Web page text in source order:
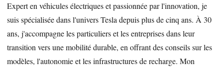
Expert en véhicules électriques et passionnée par l'innovation, je
suis spécialisée dans l'univers Tesla depuis plus de cinq ans. À 30
ans, j'accompagne les particuliers et les entreprises dans leur
transition vers une mobilité durable, en offrant des conseils sur les
modèles, l'autonomie et les infrastructures de recharge. Mon